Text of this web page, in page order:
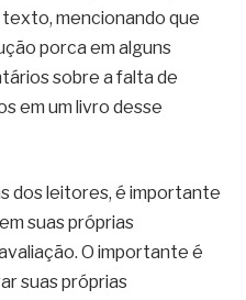
mencionando que
porca em alguns
sobre a falta de
em um livro desse
dos leitores, é importante
suas próprias
O importante é
suas próprias